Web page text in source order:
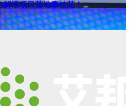
解液项目落地攀枝花！